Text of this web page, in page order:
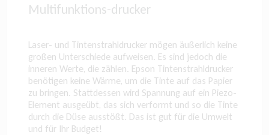
Multifunktions-drucker
Laser- und Tintenstrahldrucker mögen äußerlich keine
großen Unterschiede aufweisen. Es sind jedoch die
inneren Werte, die zählen. Epson Tintenstrahldrucker
benötigen keine Wärme, um die Tinte auf das Papier
zu bringen. Stattdessen wird Spannung auf ein Piezo-
Element ausgeübt, das sich verformt und so die Tinte
durch die Düse ausstößt. Das ist gut für die Umwelt
und für Ihr Budget!